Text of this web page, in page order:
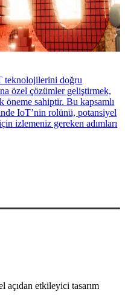
teknolojilerini doğru
özel çözümler geliştirmek,
öneme sahiptir. Bu kapsamlı
IoT’nin rolünü, potansiyel
izlemeniz gereken adımları
açıdan etkileyici tasarım